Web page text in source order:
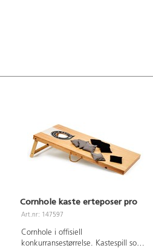
Cornhole kaste erteposer pro
Art.nr: 147597
Cornhole i offisiell
konkurransestørrelse. Kastespill som